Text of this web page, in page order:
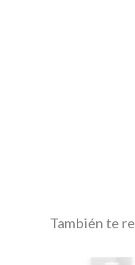
También te